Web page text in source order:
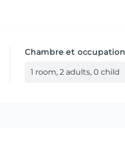
Chambre et occupation
1 room, 2 adults, 0 child